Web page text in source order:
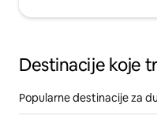
Destinacije koje
Popularne destinacije za